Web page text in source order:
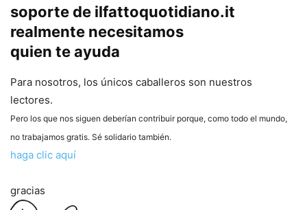
soporte de ilfattoquotidiano.it
realmente necesitamos
quien te ayuda
Para nosotros, los únicos caballeros son nuestros
lectores.
Pero los que nos siguen deberían contribuir porque, como todo el mundo,
no trabajamos gratis. Sé solidario también.
haga clic aquí
gracias